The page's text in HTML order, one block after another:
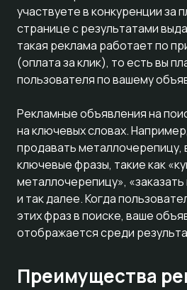
участвуете в конкуренции за
странице с результатами
такая реклама работает по
(оплата за клик), то есть вы
пользователя по вашему
Рекламные объявления на
на ключевых словах.
продавать
ключевые фразы, такие как
металлочерепицу»,
и так далее. Когда
этих фраз в поиске, ваше
отображается среди
Преимущества